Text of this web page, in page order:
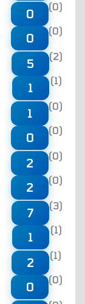
0
(0)
0
(0)
5
(2)
1
(1)
1
(0)
0
(0)
2
(0)
2
(0)
7
(3)
1
(1)
2
(1)
0
(0)